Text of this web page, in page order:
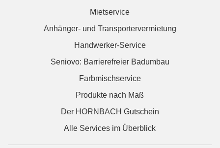
Mietservice
Anhänger- und Transportervermietung
Handwerker-Service
Seniovo: Barrierefreier Badumbau
Farbmischservice
Produkte nach Maß
Der HORNBACH Gutschein
Alle Services im Überblick